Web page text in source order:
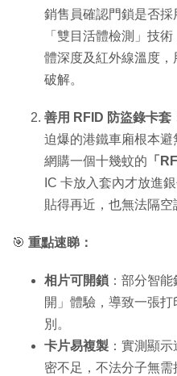
銷售員確認門鎖是否
「雙目活體檢測」技
體深度及紅外線溫度
破解。
善用 RFID 防盜錄卡套
迫爆的港鐵車廂根本
網購一個十幾蚊的 「
IC 卡放入套內才放進
貼得再近，也無法隔空
🎯 重點速睇：
相片可開鎖 ：部分智
開」體驗，導致一張
別。
卡片易複製 ：實測顯
密不足，不法分子無需